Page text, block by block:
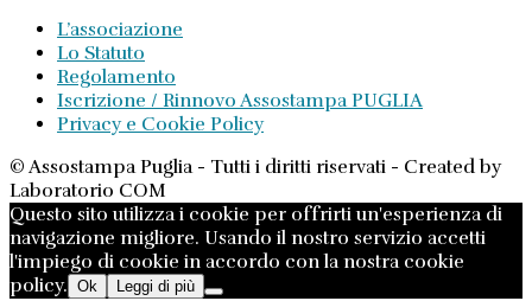
L’associazione
Lo Statuto
Regolamento
Iscrizione / Rinnovo Assostampa PUGLIA
Privacy e Cookie Policy
© Assostampa Puglia - Tutti i diritti riservati - Created by
Laboratorio COM
Questo sito utilizza i cookie per offrirti un'esperienza di
navigazione migliore. Usando il nostro servizio accetti
l'impiego di cookie in accordo con la nostra cookie
policy. Ok Leggi di più